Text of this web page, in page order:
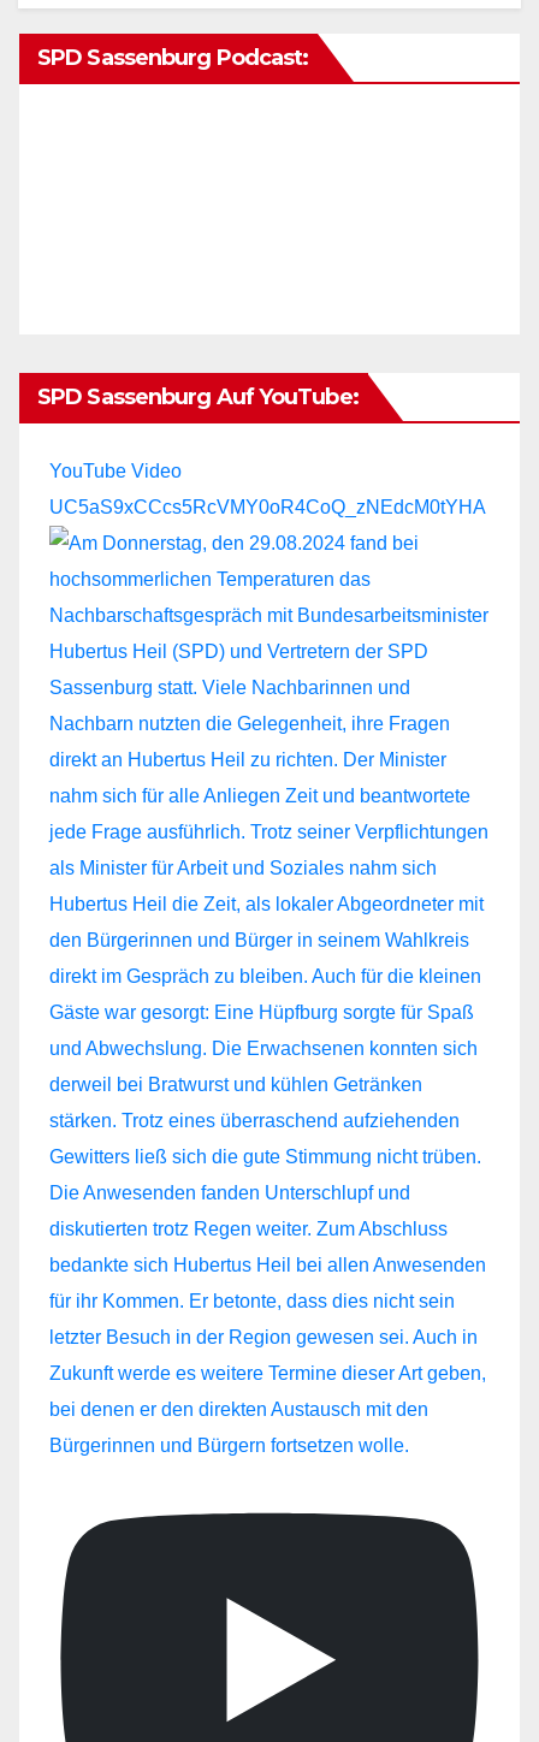
SPD Sassenburg Podcast:
SPD Sassenburg Auf YouTube:
YouTube Video
UC5aS9xCCcs5RcVMY0oR4CoQ_zNEdcM0tYHA